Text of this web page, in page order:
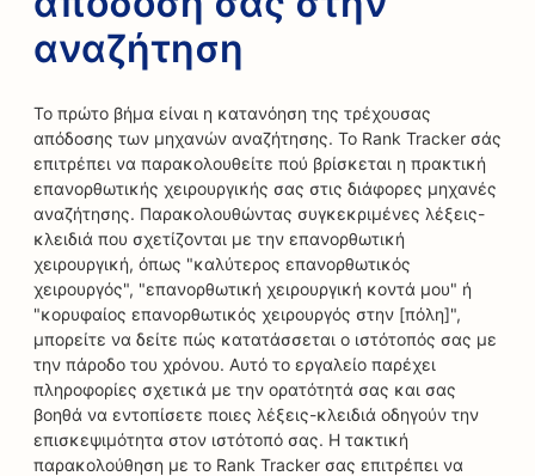
αναζήτηση
Το πρώτο βήμα είναι η κατανόηση της τρέχουσας
απόδοσης των μηχανών αναζήτησης. Το Rank Tracker σάς
επιτρέπει να παρακολουθείτε πού βρίσκεται η πρακτική
επανορθωτικής χειρουργικής σας στις διάφορες μηχανές
αναζήτησης. Παρακολουθώντας συγκεκριμένες λέξεις-
κλειδιά που σχετίζονται με την επανορθωτική
χειρουργική, όπως "καλύτερος επανορθωτικός
χειρουργός", "επανορθωτική χειρουργική κοντά μου" ή
"κορυφαίος επανορθωτικός χειρουργός στην [πόλη]",
μπορείτε να δείτε πώς κατατάσσεται ο ιστότοπός σας με
την πάροδο του χρόνου. Αυτό το εργαλείο παρέχει
πληροφορίες σχετικά με την ορατότητά σας και σας
βοηθά να εντοπίσετε ποιες λέξεις-κλειδιά οδηγούν την
επισκεψιμότητα στον ιστότοπό σας. Η τακτική
παρακολούθηση με το Rank Tracker σας επιτρέπει να